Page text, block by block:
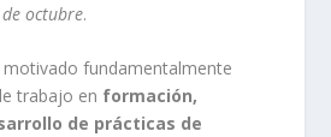
octubre.
motivado fundamentalmente
trabajo en formación,
de prácticas de